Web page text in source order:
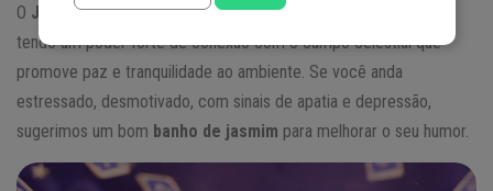
O Jasmimé conhecido por muitos como o perfume dos anjos,
tendo um poder forte de conexão com o campo celestial que
promove paz e tranquilidade ao ambiente. Se você anda
estressado, desmotivado, com sinais de apatia e depressão,
sugerimos um bom banho de jasmim para melhorar o seu humor.